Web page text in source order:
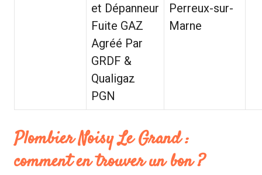
et Dépanneur
Fuite GAZ
Agréé Par
GRDF &
Qualigaz
PGN
Perreux-sur-
Marne
Plombier Noisy Le Grand :
comment en trouver un bon ?